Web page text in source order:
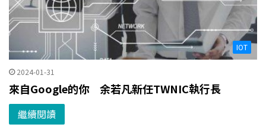
IOT
2024-01-31
來自Google的你 余若凡新任TWNIC執行長
繼續閱讀